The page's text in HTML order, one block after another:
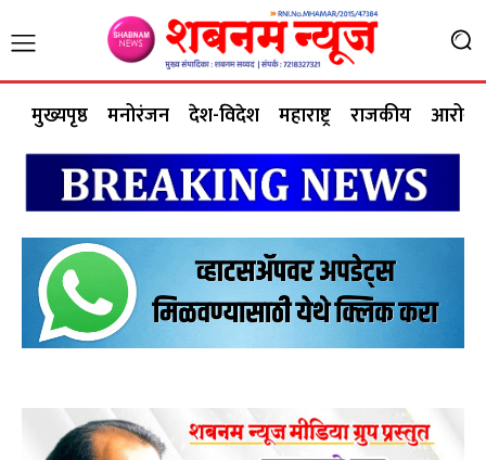
मुख्यपृष्ठ मनोरंजन देश-विदेश महाराष्ट्र राजकीय आरोग्य